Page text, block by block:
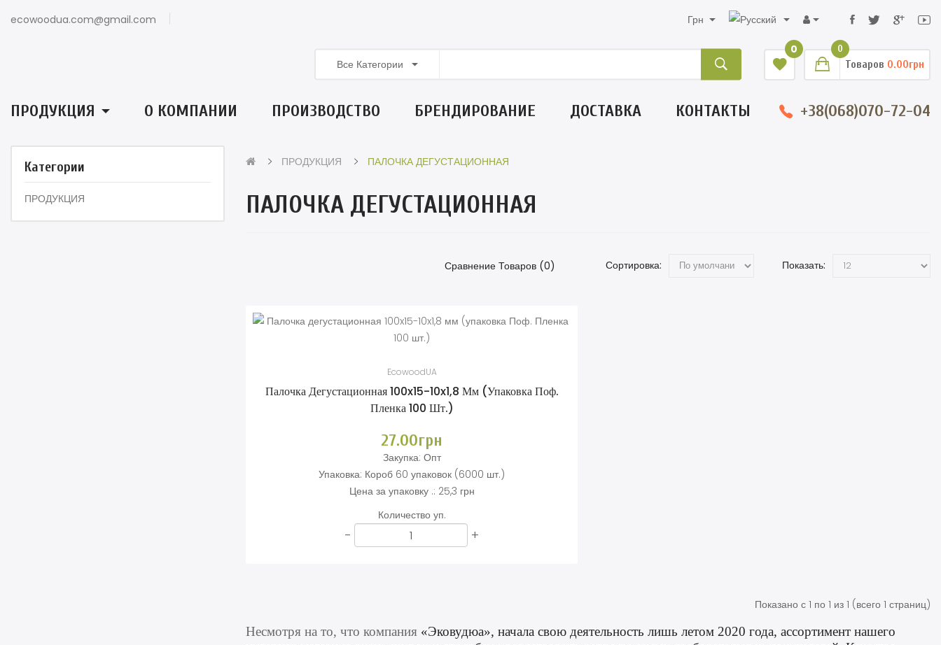
ecowoodua.com@gmail.com Грн
0 0
Товаров 0.00грн
Все Категории
ПРОДУКЦИЯ О КОМПАНИИ ПРОИЗВОДСТВО БРЕНДИРОВАНИЕ ДОСТАВКА КОНТАКТЫ +38(068)070-72-04
Категории
ПРОДУКЦИЯ
ПРОДУКЦИЯ ПАЛОЧКА ДЕГУСТАЦИОННАЯ
ПАЛОЧКА ДЕГУСТАЦИОННАЯ
Сравнение Товаров (0) Сортировка: Показать:
EcowoodUA
Палочка Дегустационная 100x15-10x1,8 Мм (упаковка Поф.
Пленка 100 Шт.)
27.00грн
Закупка: Опт
Упаковка: Короб 60 упаковок (6000 шт.)
Цена за упаковку .: 25,3 грн
Количество уп.
- +
Показано с 1 по 1 из 1 (всего 1 страниц)
Несмотря на то, что компания «Эковудюа», начала свою деятельность лишь летом 2020 года, ассортимент нашего